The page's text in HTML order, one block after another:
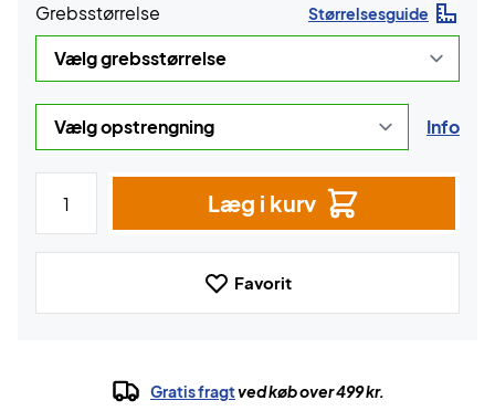
Grebsstørrelse Størrelsesguide
Info
Læg i kurv
Favorit
Gratis fragtved køb over 499 kr.